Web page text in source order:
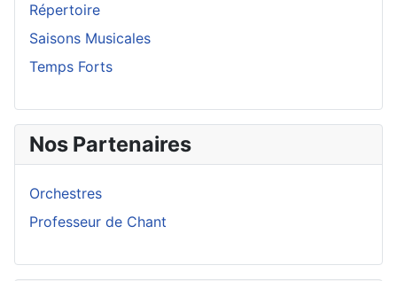
Répertoire
Saisons Musicales
Temps Forts
Nos Partenaires
Orchestres
Professeur de Chant